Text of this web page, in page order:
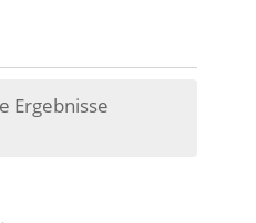
Ergebnisse